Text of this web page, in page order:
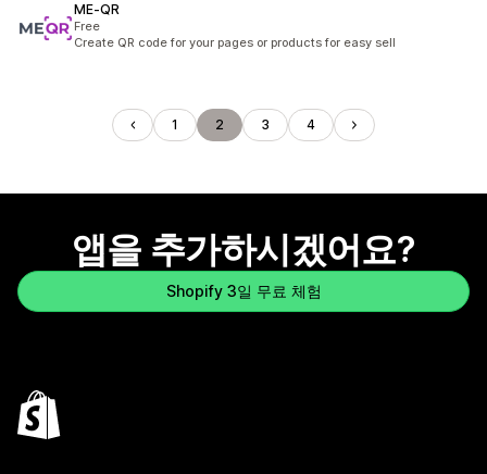
ME‑QR
Free
Create QR code for your pages or products for easy sell
1 2 3 4
앱을 추가하시겠어요?
Shopify 3일 무료 체험